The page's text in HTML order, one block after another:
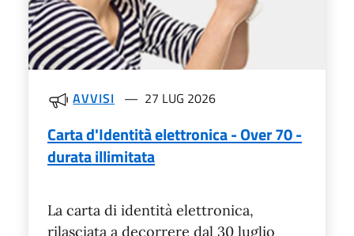
AVVISI 27 LUG 2026
Carta d'Identità elettronica - Over 70 -
durata illimitata
La carta di identità elettronica,
rilasciata a decorrere dal 30 luglio